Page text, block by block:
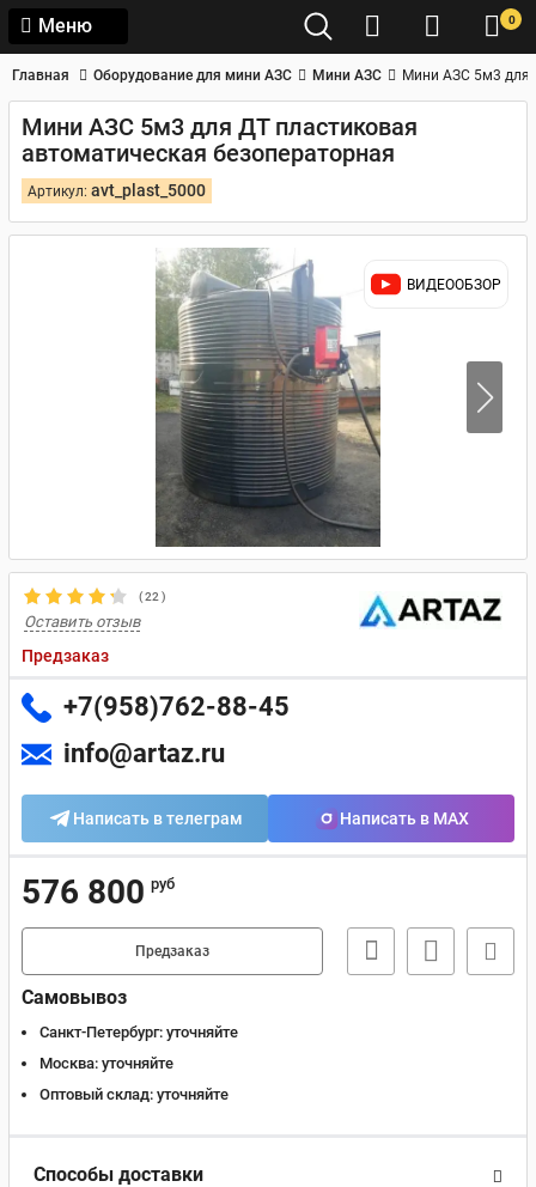
Меню 0
Главная Оборудование для мини АЗС Мини АЗС Мини АЗС 5м3 для
Мини АЗС 5м3 для ДТ пластиковая
автоматическая безоператорная
Артикул: avt_plast_5000
ВИДЕООБЗОР
(22 )
Оставить отзыв
Предзаказ
+7(958)762-88-45
info@artaz.ru
Написать в телеграм Написать в MAX
576 800 руб
Предзаказ
Самовывоз
Санкт-Петербург: уточняйте
Москва: уточняйте
Оптовый склад: уточняйте
Способы доставки